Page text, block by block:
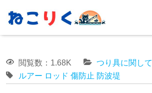
閲覧数：1.68K
つり具に関して
ルアー ロッド 傷防止 防波堤